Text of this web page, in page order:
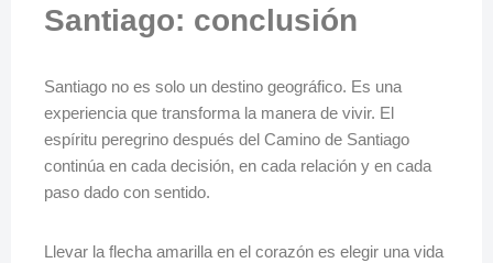
Santiago: conclusión
Santiago no es solo un destino geográfico. Es una
experiencia que transforma la manera de vivir. El
espíritu peregrino después del Camino de Santiago
continúa en cada decisión, en cada relación y en cada
paso dado con sentido.
Llevar la flecha amarilla en el corazón es elegir una vida